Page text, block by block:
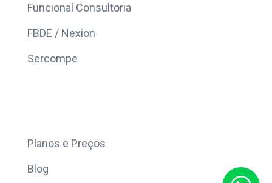
Funcional Consultoria
FBDE / Nexion
Sercompe
Planos e Preços
Blog